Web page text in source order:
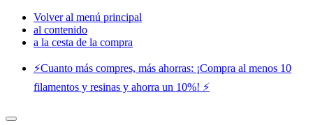
Volver al menú principal
al contenido
a la cesta de la compra
⚡️Cuanto más compres, más ahorras: ¡Compra al menos 10
filamentos y resinas y ahorra un 10%! ⚡️